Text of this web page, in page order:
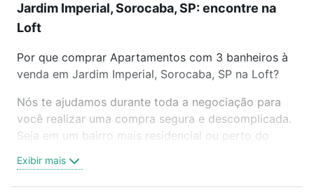
Jardim Imperial, Sorocaba, SP: encontre na
Loft
Por que comprar Apartamentos com 3 banheiros à
venda em Jardim Imperial, Sorocaba, SP na Loft?
Nós te ajudamos durante toda a negociação para
você realizar uma compra segura e descomplicada.
Seja em um bairro mais residencial ou perto do
oferta ideal de Apartamentos com 3 banheiros à
venda em Jardim Imperial, Sorocaba, SP para
Exibir mais